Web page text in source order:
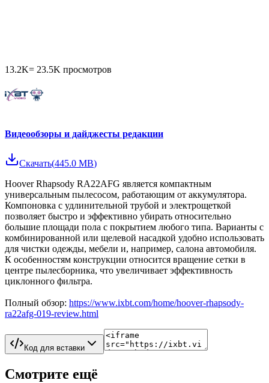
13.2K= 23.5K просмотров
Видеообзоры и дайджесты редакции
Скачать(445.0 MB)
Hoover Rhapsody RA22AFG является компактным
универсальным пылесосом, работающим от аккумулятора.
Компоновка с удлинительной трубой и электрощеткой
позволяет быстро и эффективно убирать относительно
большие площади пола с покрытием любого типа. Варианты с
комбинированной или щелевой насадкой удобно использовать
для чистки одежды, мебели и, например, салона автомобиля.
К особенностям конструкции относится вращение сетки в
центре пылесборника, что увеличивает эффективность
циклонного фильтра.
Полный обзор: https://www.ixbt.com/home/hoover-rhapsody-
ra22afg-019-review.html
Код для вставки
Смотрите ещё